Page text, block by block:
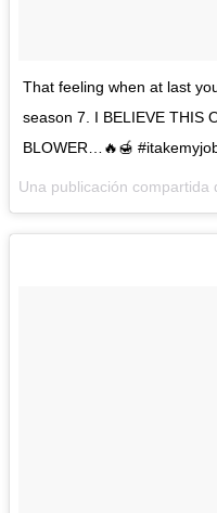
That feeling when at last
season 7. I BELIEVE THIS
BLOWER…🔥🍯
Una publicación compartida